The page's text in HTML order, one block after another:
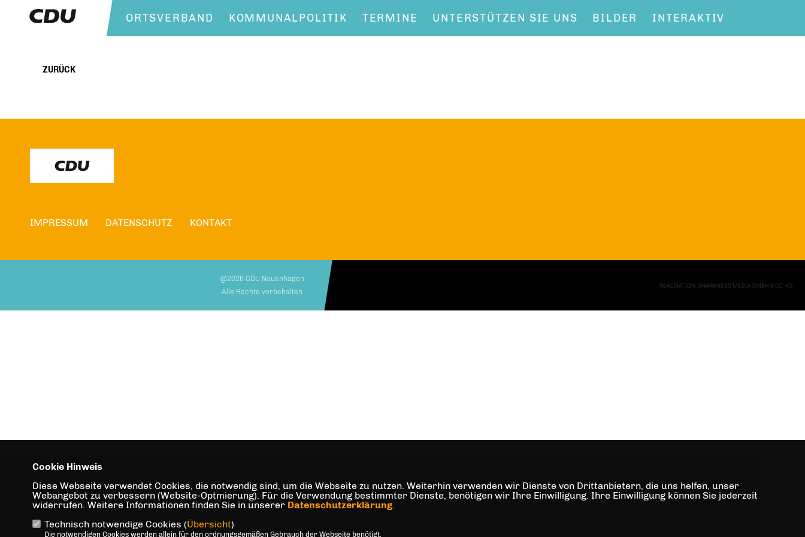
ORTSVERBAND KOMMUNALPOLITIK TERMINE UNTERSTÜTZEN SIE UNS BILDER INTERAKTIV
ZURÜCK
IMPRESSUM DATENSCHUTZ KONTAKT
@2026 CDU Neuenhagen
Alle Rechte vorbehalten.
REALISATION: SHARKNESS MEDIA GMBH & CO. KG
Cookie Hinweis
Diese Webseite verwendet Cookies, die notwendig sind, um die Webseite zu nutzen. Weiterhin verwenden wir Dienste von Drittanbietern, die uns helfen, unser
Webangebot zu verbessern (Website-Optmierung). Für die Verwendung bestimmter Dienste, benötigen wir Ihre Einwilligung. Ihre Einwilligung können Sie jederzeit
widerrufen. Weitere Informationen finden Sie in unserer Datenschutzerklärung.
Technisch notwendige Cookies (Übersicht)
Die notwendigen Cookies werden allein für den ordnungsgemäßen Gebrauch der Webseite benötigt.